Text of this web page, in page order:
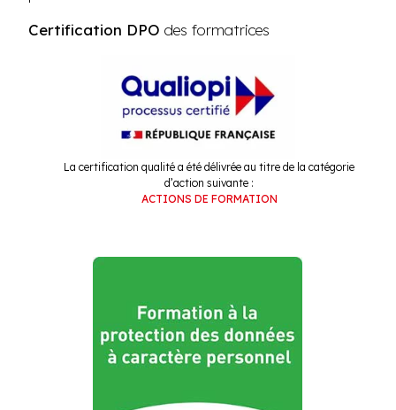
Certification DPO des formatrices
La certification qualité a été délivrée au titre de la catégorie
d’action suivante :
ACTIONS DE FORMATION